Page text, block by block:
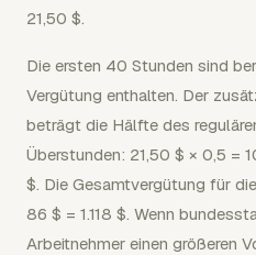
21,50 $.
Die ersten 40 Stunden sind
Vergütung enthalten. Der
beträgt die Hälfte des
Überstunden: 21,50 $ × 0,5 =
$. Die Gesamtvergütung für
86 $ = 1.118 $. Wenn
Arbeitnehmer einen größeren